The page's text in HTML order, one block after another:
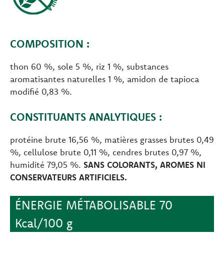
COMPOSITION :
thon 60 %, sole 5 %, riz 1 %, substances
aromatisantes naturelles 1 %, amidon de tapioca
modifié 0,83 %.
CONSTITUANTS ANALYTIQUES :
protéine brute 16,56 %, matières grasses brutes 0,49
%, cellulose brute 0,11 %, cendres brutes 0,97 %,
humidité 79,05 %. SANS COLORANTS, AROMES NI
CONSERVATEURS ARTIFICIELS.
ÉNERGIE MÉTABOLISABLE 70
Kcal/100 g